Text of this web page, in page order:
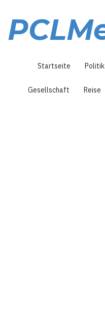
Inhalt
Startseite Politik
Gesellschaft Reise